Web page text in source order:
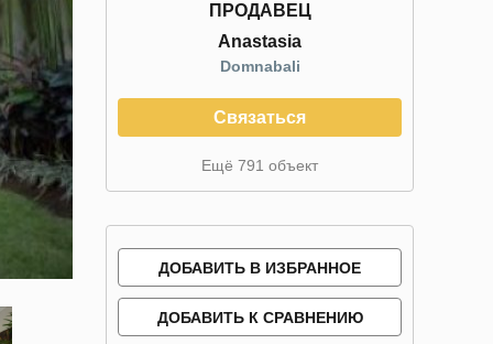
ПРОДАВЕЦ
Anastasia
Domnabali
Связаться
Ещё 791 объект
ДОБАВИТЬ В ИЗБРАННОЕ
ДОБАВИТЬ К СРАВНЕНИЮ